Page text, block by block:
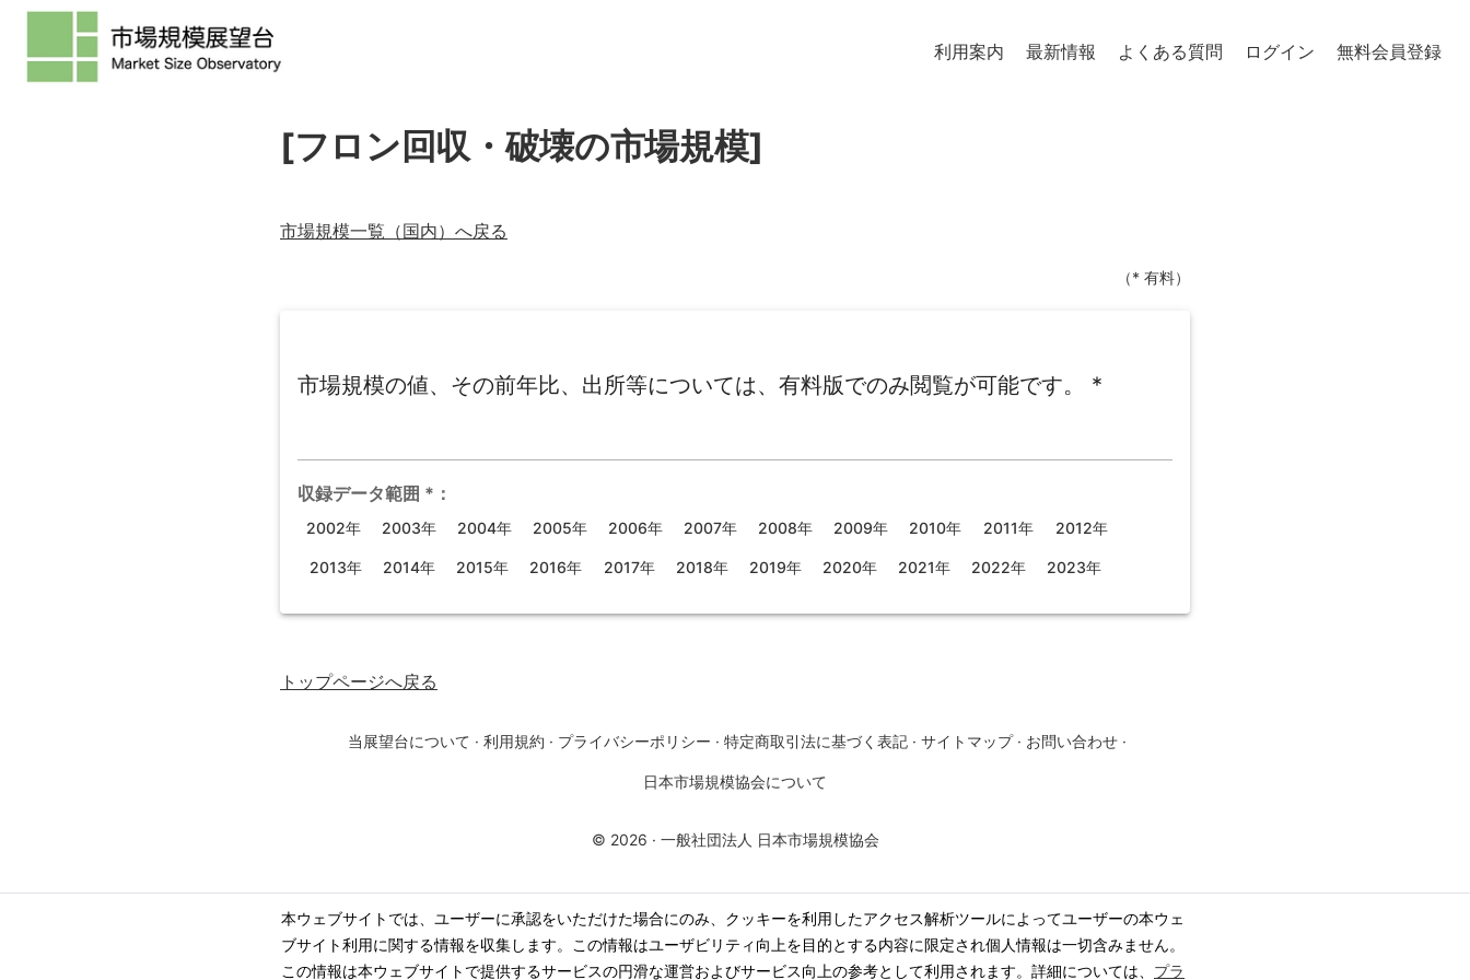
本ウェブサイトでは、ユーザーに承認をいただけた場合にのみ、クッキーを利用したアクセス解析ツールによってユーザーの本ウェ
ブサイト利用に関する情報を収集します。この情報はユーザビリティ向上を目的とする内容に限定され個人情報は一切含みません。
この情報は本ウェブサイトで提供するサービスの円滑な運営およびサービス向上の参考として利用されます。詳細については、 プラ
利用案内 最新情報 よくある質問 ログイン 無料会員登録
[フロン回収・破壊の市場規模]
市場規模一覧（国内）へ戻る
（* 有料）
市場規模の値、その前年比、出所等については、有料版でのみ閲覧が可能です。 *
収録データ範囲 * ：
2002年 2003年 2004年 2005年 2006年 2007年 2008年 2009年 2010年 2011年 2012年
2013年 2014年 2015年 2016年 2017年 2018年 2019年 2020年 2021年 2022年 2023年
トップページへ戻る
当展望台について · 利用規約 · プライバシーポリシー · 特定商取引法に基づく表記 · サイトマップ · お問い合わせ ·
日本市場規模協会について
© 2026 · 一般社団法人 日本市場規模協会